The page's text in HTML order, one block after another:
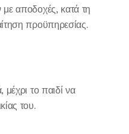
αποδοχές, κατά τη
προϋπηρεσίας.
το παιδί να
του.